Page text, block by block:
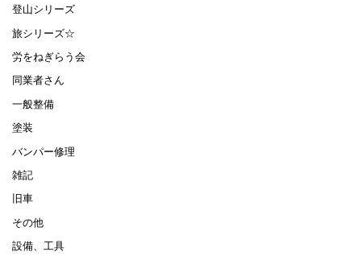
登山シリーズ
旅シリーズ☆
労をねぎらう会
同業者さん
一般整備
塗装
バンパー修理
雑記
旧車
その他
設備、工具